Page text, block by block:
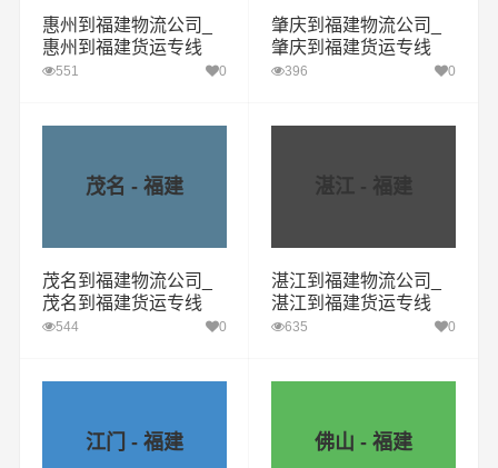
惠州到福建物流公司_
惠州到福建货运专线
551 0
肇庆到福建物流公司_
肇庆到福建货运专线
396 0
茂名 - 福建
茂名到福建物流公司_
茂名到福建货运专线
544 0
湛江 - 福建
湛江到福建物流公司_
湛江到福建货运专线
635 0
江门 - 福建 佛山 - 福建